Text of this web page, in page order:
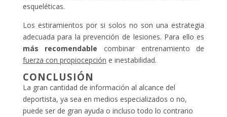
esqueléticas.
Los estiramientos por si solos no son una estrategia
adecuada para la prevención de lesiones. Para ello es
más recomendable combinar entrenamiento de
fuerza con propiocepción e inestabilidad.
CONCLUSIÓN
La gran cantidad de información al alcance del
deportista, ya sea en medios especializados o no,
puede ser de gran ayuda o incluso todo lo contrario